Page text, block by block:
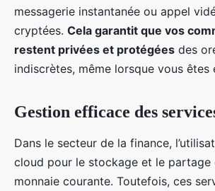
messagerie instantanée ou appel
cryptées. Cela garantit que vos
restent privées et protégées des
indiscrètes, même lorsque vous êtes
Gestion efficace des
Dans le secteur de la finance,
cloud pour le stockage et le partage
monnaie courante. Toutefois, ces